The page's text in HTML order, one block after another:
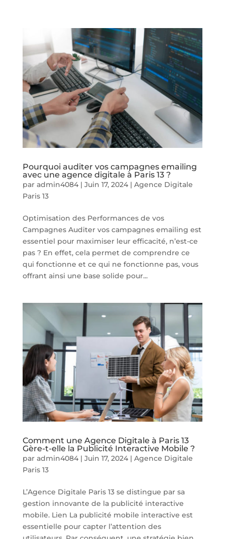
Pourquoi auditer vos campagnes emailing
avec une agence digitale à Paris 13 ?
par admin4084| Juin 17, 2024| Agence Digitale
Paris 13
Optimisation des Performances de vos
Campagnes Auditer vos campagnes emailing est
essentiel pour maximiser leur efficacité, n’est-ce
pas ? En effet, cela permet de comprendre ce
qui fonctionne et ce qui ne fonctionne pas, vous
offrant ainsi une base solide pour...
Comment une Agence Digitale à Paris 13
Gère-t-elle la Publicité Interactive Mobile ?
par admin4084| Juin 17, 2024| Agence Digitale
Paris 13
L’Agence Digitale Paris 13 se distingue par sa
gestion innovante de la publicité interactive
mobile. Lien La publicité mobile interactive est
essentielle pour capter l’attention des